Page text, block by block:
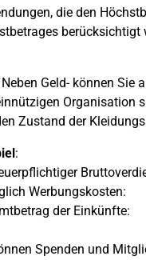
die den
berücksichtigt
Geld- können Sie
Organisation
Zustand der
:
der
Spenden und